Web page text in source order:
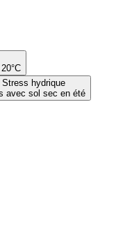
Stress hydrique
avec sol sec en été